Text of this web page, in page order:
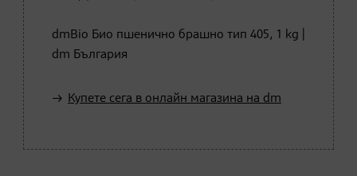
dmBio Био пшенично брашно тип 405, 1 kg |
dm България
Купете сега в онлайн магазина на dm